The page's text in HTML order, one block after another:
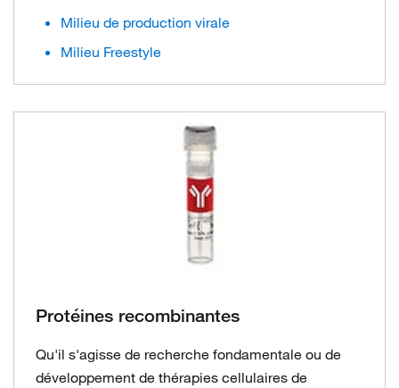
Milieu de production virale
Milieu Freestyle
Protéines recombinantes
Qu'il s'agisse de recherche fondamentale ou de
développement de thérapies cellulaires de